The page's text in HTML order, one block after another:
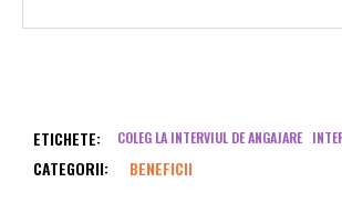
ETICHETE: COLEG LA INTERVIUL DE ANGAJARE
CATEGORII: BENEFICII